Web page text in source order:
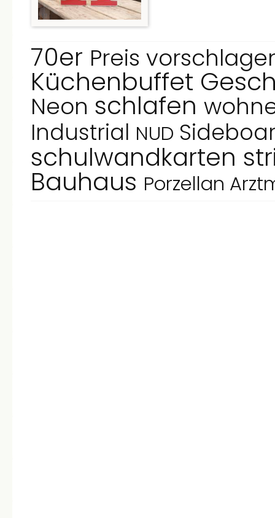
70er Preis
Küchenbuffet
Neon schlafen
Industrial NUD
schulwandkarten
Bauhaus Porzellan